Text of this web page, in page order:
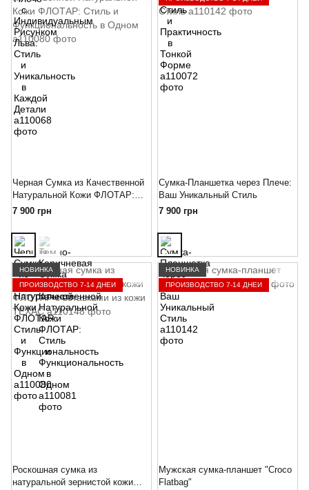
Черная Сумка из Качественной
Натуральной Кожи ФЛОТАР:
Стиль и Функциональность в
7 900 грн
Сумка-Планшетка через Плече:
Ваш Уникальный Стиль
7 900 грн
НОВИНКА
ПРОИЗВОДСТВО 7-14 ДНЕЙ
Роскошная сумка из
натуральной зернистой кожи
НОВИНКА
ПРОИЗВОДСТВО 7-14 ДНЕЙ
Мужская сумка-планшет "Croco
Flatbag"